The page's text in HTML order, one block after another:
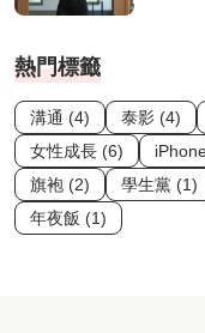
熱門標籤
溝通 (4) 泰影 (4)
女性成長 (6)
旗袍 (2)
學生黨 (1)
年夜飯 (1)